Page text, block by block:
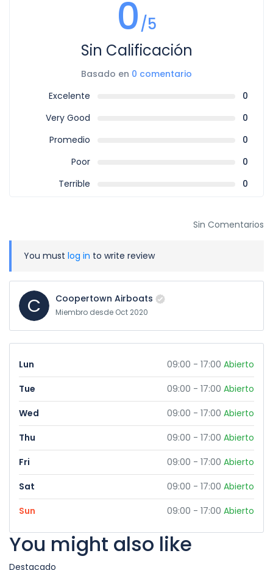
0/5
Sin Calificación
Basado en 0 comentario
Excelente
0
Very Good
0
Promedio
0
Poor
0
Terrible
0
Sin Comentarios
You must log in to write review
C Coopertown Airboats
Miembro desde Oct 2020
Lun 09:00 - 17:00 Abierto
Tue
09:00 - 17:00 Abierto
Wed
09:00 - 17:00 Abierto
Thu
09:00 - 17:00 Abierto
Fri
09:00 - 17:00 Abierto
Sat
09:00 - 17:00 Abierto
Sun
09:00 - 17:00 Abierto
You might also like
Destacado